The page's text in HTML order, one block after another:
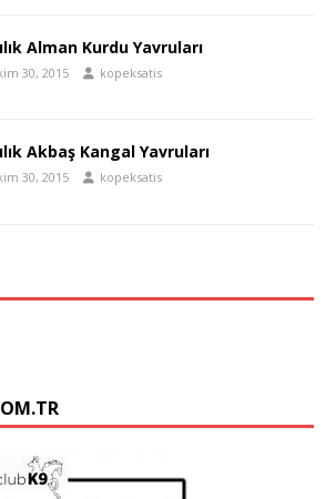
Alman Kurdu Yavruları
30, 2015 kopeksatis
Akbaş Kangal Yavruları
30, 2015 kopeksatis
u